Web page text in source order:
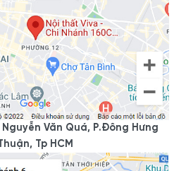
Văn Quá, P.Đông Hưng
Tp HCM